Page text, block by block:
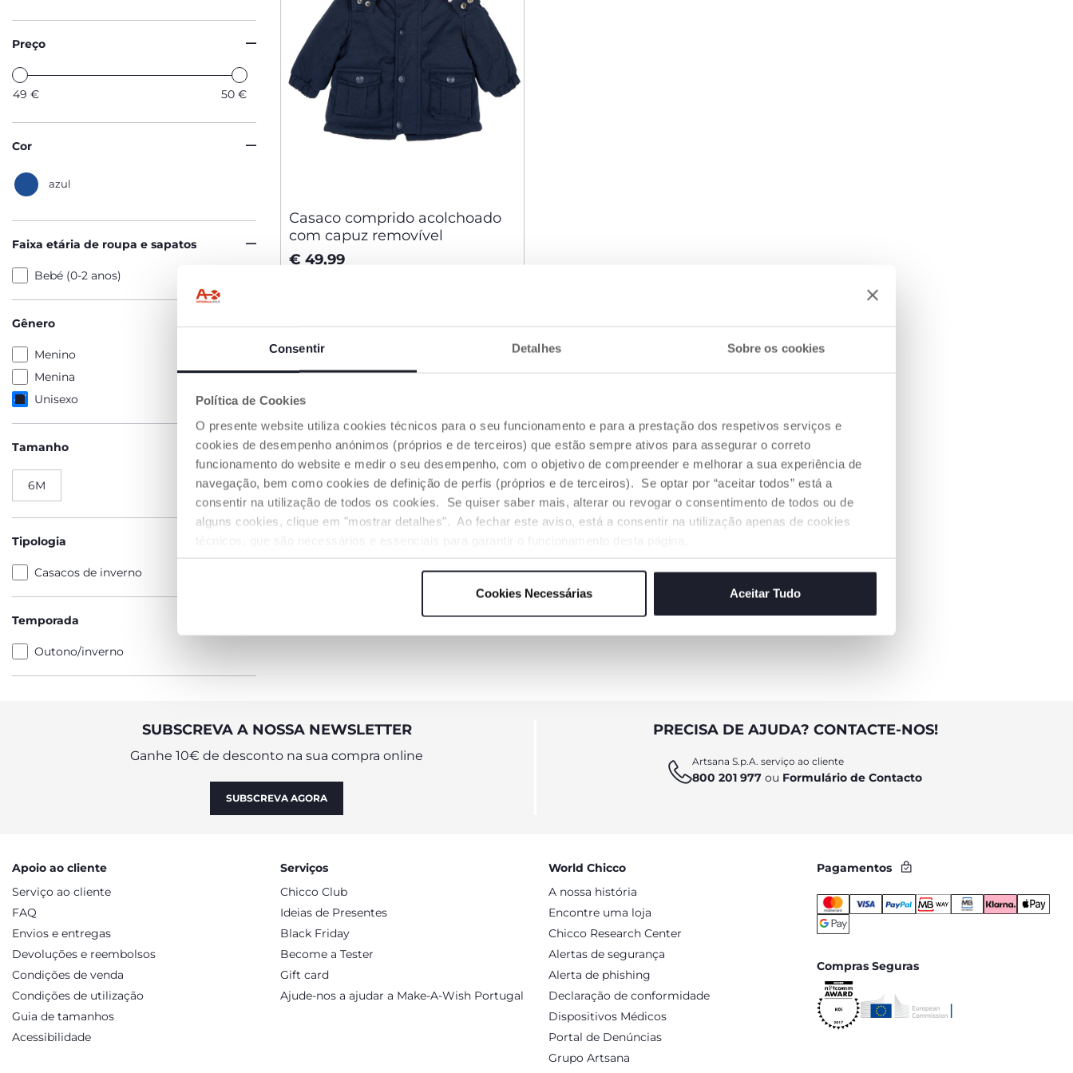
Consentir Detalhes Sobre os cookies
Política de Cookies
O presente website utiliza cookies técnicos para o seu funcionamento e para a prestação dos respetivos serviços e
cookies de desempenho anónimos (próprios e de terceiros) que estão sempre ativos para assegurar o correto
funcionamento do website e medir o seu desempenho, com o objetivo de compreender e melhorar a sua experiência de
navegação, bem como cookies de definição de perfis (próprios e de terceiros). Se optar por “aceitar todos” está a
consentir na utilização de todos os cookies. Se quiser saber mais, alterar ou revogar o consentimento de todos ou de
alguns cookies, clique em "mostrar detalhes". Ao fechar este aviso, está a consentir na utilização apenas de cookies
Cookies Necessárias Aceitar Tudo
Preço
49 € 50 €
Cor
azul
Faixa etária de roupa e sapatos
Bebé (0-2 anos)
Gênero
Menino
Menina
Unisexo
Tamanho
6M
Tipologia
Casacos de inverno
Temporada
Outono/inverno
Casaco comprido acolchoado
com capuz removível
€ 49,99
SUBSCREVA A NOSSA NEWSLETTER
Ganhe 10€ de desconto na sua compra online
SUBSCREVA AGORA
PRECISA DE AJUDA? CONTACTE-NOS!
Artsana S.p.A. serviço ao cliente
800 201 977ou Formulário de Contacto
Apoio ao cliente
Serviço ao cliente
FAQ
Envios e entregas
Devoluções e reembolsos
Condições de venda
Condições de utilização
Guia de tamanhos
Acessibilidade
Serviços
Chicco Club
Ideias de Presentes
Black Friday
Become a Tester
Gift card
Ajude-nos a ajudar a Make-A-Wish Portugal
World Chicco
A nossa história
Encontre uma loja
Chicco Research Center
Alertas de segurança
Alerta de phishing
Declaração de conformidade
Dispositivos Médicos
Portal de Denúncias
Grupo Artsana
Pagamentos
Compras Seguras